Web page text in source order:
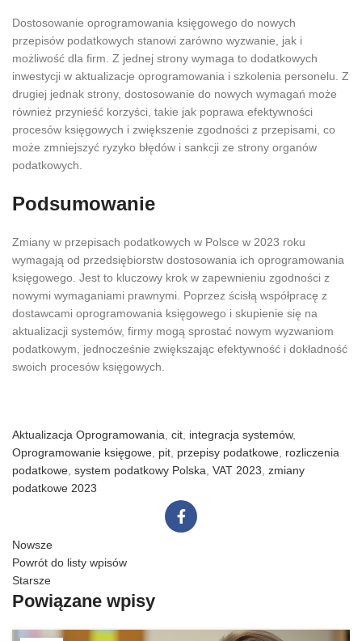
Dostosowanie oprogramowania księgowego do nowych
przepisów podatkowych stanowi zarówno wyzwanie, jak i
możliwość dla firm. Z jednej strony wymaga to dodatkowych
inwestycji w aktualizacje oprogramowania i szkolenia personelu. Z
drugiej jednak strony, dostosowanie do nowych wymagań może
również przynieść korzyści, takie jak poprawa efektywności
procesów księgowych i zwiększenie zgodności z przepisami, co
może zmniejszyć ryzyko błędów i sankcji ze strony organów
podatkowych.
Podsumowanie
Zmiany w przepisach podatkowych w Polsce w 2023 roku
wymagają od przedsiębiorstw dostosowania ich oprogramowania
księgowego. Jest to kluczowy krok w zapewnieniu zgodności z
nowymi wymaganiami prawnymi. Poprzez ścisłą współpracę z
dostawcami oprogramowania księgowego i skupienie się na
aktualizacji systemów, firmy mogą sprostać nowym wyzwaniom
podatkowym, jednocześnie zwiększając efektywność i dokładność
swoich procesów księgowych.
Aktualizacja Oprogramowania cit integracja systemów,
Oprogramowanie księgowe pit przepisy podatkowe rozliczenia
podatkowe system podatkowy Polska VAT 2023 zmiany
podatkowe 2023
Nowsze
Powrót do listy wpisów
Starsze
Powiązane wpisy